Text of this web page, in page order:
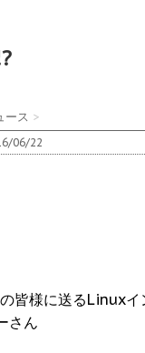
ース >
06/22
皆様に送るLinux
さん